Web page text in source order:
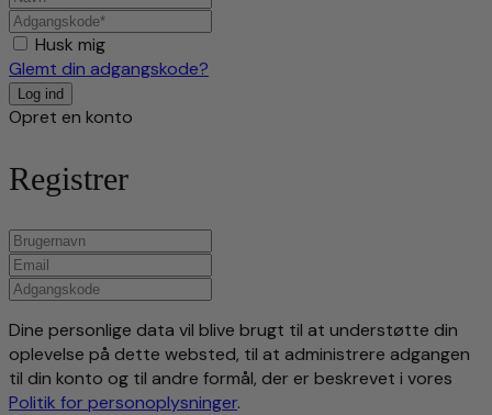
Husk mig
Glemt din adgangskode?
Opret en konto
Registrer
Dine personlige data vil blive brugt til at understøtte din
oplevelse på dette websted, til at administrere adgangen
til din konto og til andre formål, der er beskrevet i vores
Politik for personoplysninger.